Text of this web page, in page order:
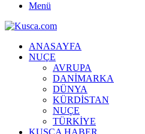
Menü
ANASAYFA
NUÇE
AVRUPA
DANİMARKA
DÜNYA
KÜRDİSTAN
NUÇE
TÜRKİYE
KUŞCA HABER